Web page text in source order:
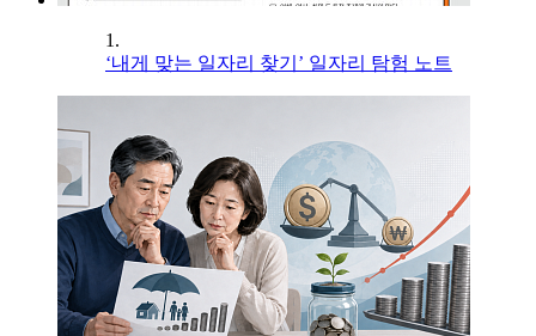
1.
‘내게 맞는 일자리 찾기’ 일자리 탐험 노트